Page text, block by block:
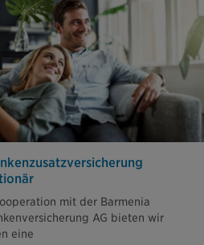
mit der Barmenia
AG bieten wir
eine